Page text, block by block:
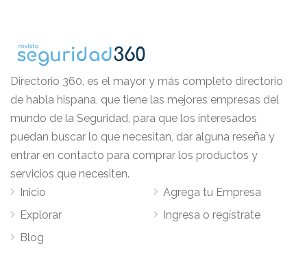
Directorio 360, es el mayor y más completo directorio
de habla hispana, que tiene las mejores empresas del
mundo de la Seguridad, para que los interesados
puedan buscar lo que necesitan, dar alguna reseña y
entrar en contacto para comprar los productos y
servicios que necesiten.
Inicio
Explorar
Blog
Agrega tu Empresa
Ingresa o regístrate